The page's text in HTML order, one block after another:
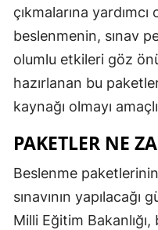
çıkmalarına yardımcı
beslenmenin, sınav
olumlu etkileri göz
hazırlanan bu
kaynağı olmayı
PAKETLER NE
Beslenme
sınavının yapılacağı
Milli Eğitim